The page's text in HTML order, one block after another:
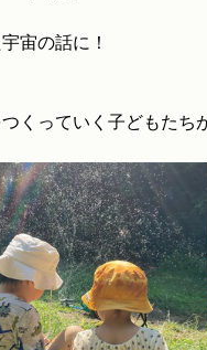
宙の話に！
くっていく子どもたち